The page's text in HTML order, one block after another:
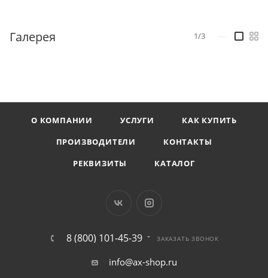
Галерея 1/3
О КОМПАНИИ УСЛУГИ
КАК КУПИТЬ
ПРОИЗВОДИТЕЛИ
КОНТАКТЫ
РЕКВИЗИТЫ
КАТАЛОГ
8 (800) 101-45-39 ЗАКАЗАТЬ ЗВОНОК
info@ax-shop.ru